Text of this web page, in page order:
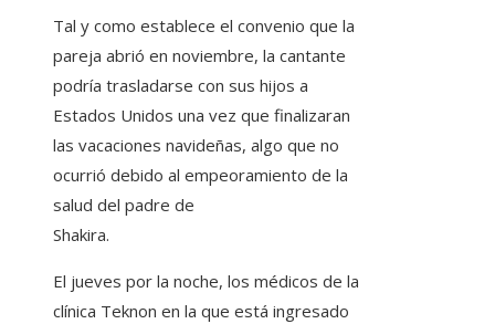
Tal y como establece el convenio que la
pareja abrió en noviembre, la cantante
podría trasladarse con sus hijos a
Estados Unidos una vez que finalizaran
las vacaciones navideñas, algo que no
ocurrió debido al empeoramiento de la
salud del padre de
Shakira.
El jueves por la noche, los médicos de la
clínica Teknon en la que está ingresado